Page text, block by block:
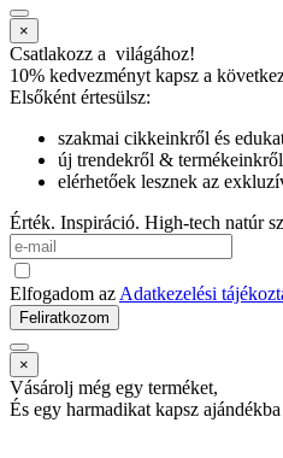
×
Csatlakozz a világához!
10% kedvezményt kapsz a
Elsőként értesülsz:
szakmai cikkeinkről és
új trendekről & termékeinkről
elérhetőek lesznek az
Érték. Inspiráció. High-tech natúr
Elfogadom az Adatkezelési
Feliratkozom
×
Vásárolj még egy terméket,
És egy harmadikat kapsz ajándékba